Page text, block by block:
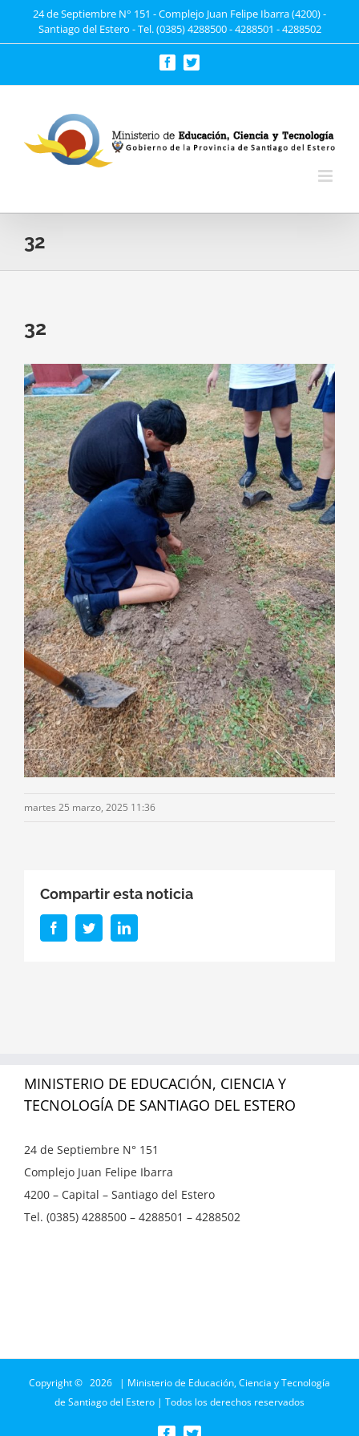
24 de Septiembre N° 151 - Complejo Juan Felipe Ibarra (4200) -
Santiago del Estero - Tel. (0385) 4288500 - 4288501 - 4288502
FacebookTwitter
32
32
martes 25 marzo, 2025 11:36
Compartir esta noticia
FacebookTwitterLinkedIn
MINISTERIO DE EDUCACIÓN, CIENCIA Y
TECNOLOGÍA DE SANTIAGO DEL ESTERO
24 de Septiembre N° 151
Complejo Juan Felipe Ibarra
4200 – Capital – Santiago del Estero
Tel. (0385) 4288500 – 4288501 – 4288502
Copyright © 2026 | Ministerio de Educación, Ciencia y Tecnología
de Santiago del Estero | Todos los derechos reservados